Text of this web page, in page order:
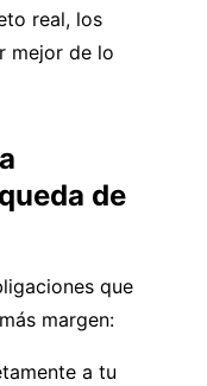
real, los
mejor de lo
de
que
margen:
a tu